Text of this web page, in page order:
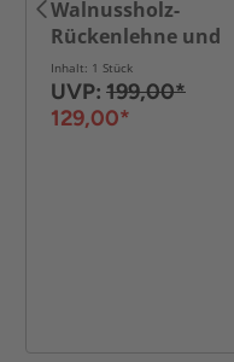
Walnussholz-
Rückenlehne und
schwarzem PU-
Leder, ca. 52 x 52 x
80–92 cm –
Inhalt: 1 Stück
UVP: 199,00*
129,00*